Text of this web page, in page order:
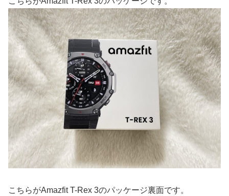
こちらがAmazfit T-Rex 3のパッケージ裏面です。